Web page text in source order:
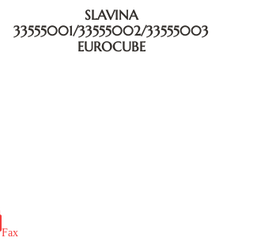
SLAVINA
33555001/33555002/33555003
EUROCUBE
+387 35 649 703
Fax